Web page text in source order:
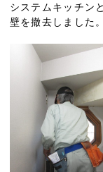
システムキッチン
壁を撤去しました。